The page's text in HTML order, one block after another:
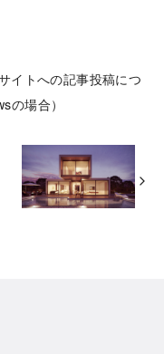
イトへの記事投稿につ
の場合）